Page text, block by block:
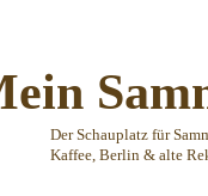
Der Schauplatz für
Kaffee, Berlin & alte